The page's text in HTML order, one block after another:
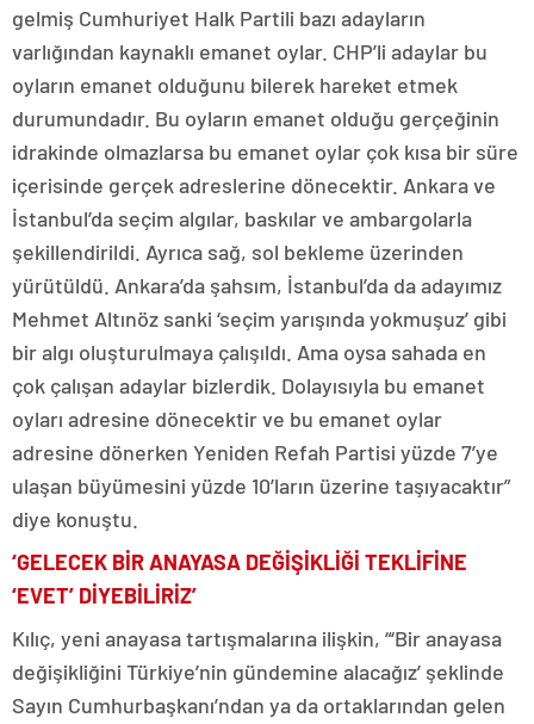
gelmiş Cumhuriyet Halk Partili bazı adayların
varlığından kaynaklı emanet oylar. CHP’li adaylar bu
oyların emanet olduğunu bilerek hareket etmek
durumundadır. Bu oyların emanet olduğu gerçeğinin
idrakinde olmazlarsa bu emanet oylar çok kısa bir süre
içerisinde gerçek adreslerine dönecektir. Ankara ve
İstanbul’da seçim algılar, baskılar ve ambargolarla
şekillendirildi. Ayrıca sağ, sol bekleme üzerinden
yürütüldü. Ankara’da şahsım, İstanbul’da da adayımız
Mehmet Altınöz sanki ‘seçim yarışında yokmuşuz’ gibi
bir algı oluşturulmaya çalışıldı. Ama oysa sahada en
çok çalışan adaylar bizlerdik. Dolayısıyla bu emanet
oyları adresine dönecektir ve bu emanet oylar
adresine dönerken Yeniden Refah Partisi yüzde 7’ye
ulaşan büyümesini yüzde 10’ların üzerine taşıyacaktır”
diye konuştu.
‘GELECEK BİR ANAYASA DEĞİŞİKLİĞİ TEKLİFİNE
‘EVET’ DİYEBİLİRİZ’
Kılıç, yeni anayasa tartışmalarına ilişkin, “‘Bir anayasa
değişikliğini Türkiye’nin gündemine alacağız’ şeklinde
Sayın Cumhurbaşkanı’ndan ya da ortaklarından gelen